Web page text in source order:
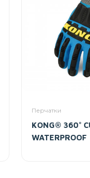
Перчатки
KONG® 360°
WATERPROOF